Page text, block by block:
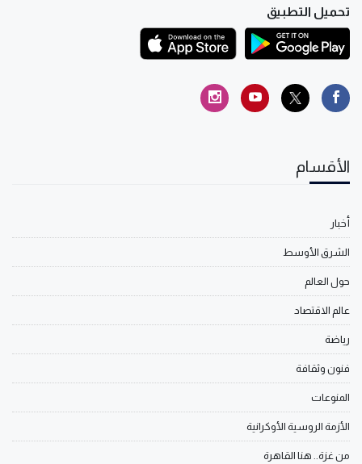
تحميل التطبيق
الأقسام
أخبار
الشرق الأوسط
حول العالم
عالم الاقتصاد
رياضة
فنون وثقافة
المنوعات
الأزمة الروسية الأوكرانية
من غزة.. هنا القاهرة